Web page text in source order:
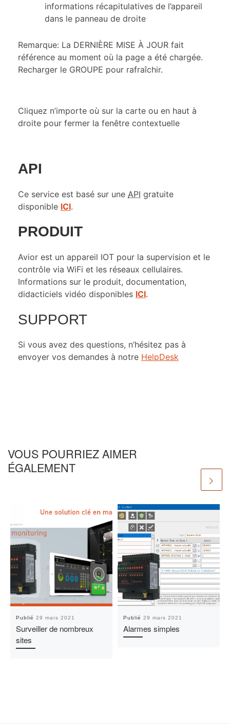
informations récapitulatives de l’appareil
dans le panneau de droite
Remarque: La DERNIÈRE MISE À JOUR fait
référence au moment où la page a été chargée.
Recharger le GROUPE pour rafraîchir.
Cliquez n’importe où sur la carte ou en haut à
droite pour fermer la fenêtre contextuelle
API
Ce service est basé sur une API gratuite
disponible ICI.
PRODUIT
Avior est un appareil IOT pour la supervision et le
contrôle via WiFi et les réseaux cellulaires.
Informations sur le produit, documentation,
didacticiels vidéo disponibles ICI.
SUPPORT
Si vous avez des questions, n’hésitez pas à
envoyer vos demandes à notre HelpDesk
VOUS POURRIEZ AIMER
ÉGALEMENT
Publié 29 mars 2021
Surveiller de nombreux
sites
Publié 29 mars 2021
Alarmes simples